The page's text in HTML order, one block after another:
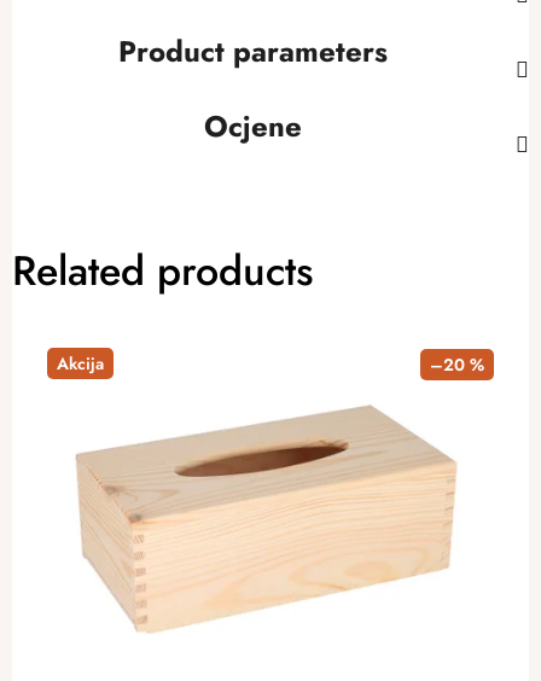
Product parameters
Ocjene
Related products
Akcija –20 %